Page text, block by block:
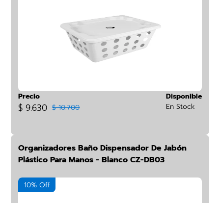
Precio
$ 9.630 $ 10.700
Disponible
En Stock
Organizadores Baño Dispensador De Jabón
Plástico Para Manos - Blanco CZ-DB03
10% Off